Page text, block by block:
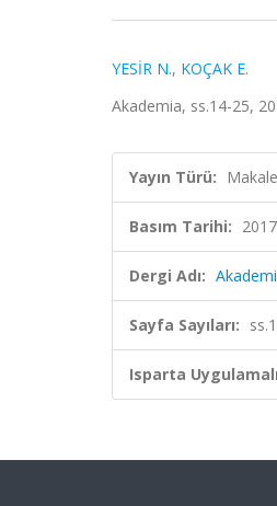
YESİR N., KOÇAK E.
Akademia, ss.14-25,
Yayın Türü:
Basım Tarihi: 2017
Dergi Adı:
Sayfa Sayıları:
Isparta